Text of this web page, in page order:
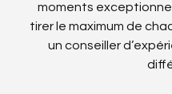
moments
tirer le maximum de
un conseiller